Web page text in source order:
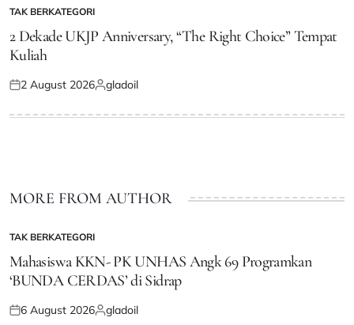
POSTED
TAK BERKATEGORI
2 Dekade UKJP Anniversary, “The Right Choice” Tempat
Kuliah
Posted
2 August 2026Posted
gladoil
MORE FROM AUTHOR
POSTED
IN
TAK BERKATEGORI
Mahasiswa KKN- PK UNHAS Angk 69 Programkan
‘BUNDA CERDAS’ di Sidrap
Posted
6 August 2026Posted
gladoil